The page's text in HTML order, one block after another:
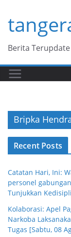
content
Berita
Bripka
Recent Posts
Catatan Hari, Ini:
personel
Tunjukkan
Kolaborasi: Apel
Narkoba
Tugas [Sabtu, 08